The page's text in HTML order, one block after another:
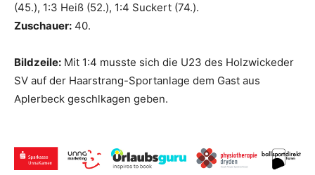
(45.), 1:3 Heiß (52.), 1:4 Suckert (74.).
Zuschauer: 40.
Bildzeile: Mit 1:4 musste sich die U23 des Holzwickeder
SV auf der Haarstrang-Sportanlage dem Gast aus
Aplerbeck geschlkagen geben.